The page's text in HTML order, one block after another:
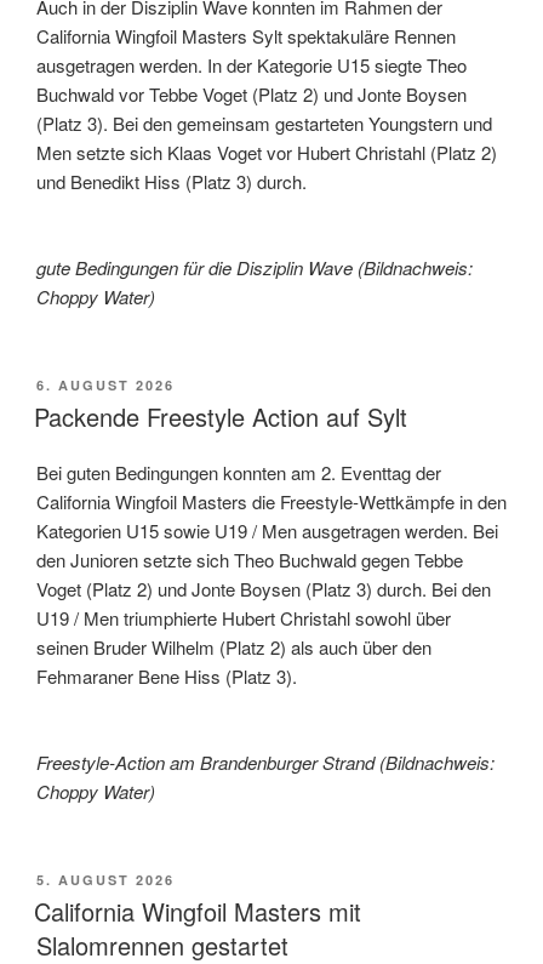
Auch in der Disziplin Wave konnten im Rahmen der
California Wingfoil Masters Sylt spektakuläre Rennen
ausgetragen werden. In der Kategorie U15 siegte Theo
Buchwald vor Tebbe Voget (Platz 2) und Jonte Boysen
(Platz 3). Bei den gemeinsam gestarteten Youngstern und
Men setzte sich Klaas Voget vor Hubert Christahl (Platz 2)
und Benedikt Hiss (Platz 3) durch.
gute Bedingungen für die Disziplin Wave (Bildnachweis:
Choppy Water)
VERÖFFENTLICHT
AM
6. AUGUST 2026
Packende Freestyle Action auf Sylt
Bei guten Bedingungen konnten am 2. Eventtag der
California Wingfoil Masters die Freestyle-Wettkämpfe in den
Kategorien U15 sowie U19 / Men ausgetragen werden. Bei
den Junioren setzte sich Theo Buchwald gegen Tebbe
Voget (Platz 2) und Jonte Boysen (Platz 3) durch. Bei den
U19 / Men triumphierte Hubert Christahl sowohl über
seinen Bruder Wilhelm (Platz 2) als auch über den
Fehmaraner Bene Hiss (Platz 3).
Freestyle-Action am Brandenburger Strand (Bildnachweis:
Choppy Water)
VERÖFFENTLICHT
AM
5. AUGUST 2026
California Wingfoil Masters mit
Slalomrennen gestartet